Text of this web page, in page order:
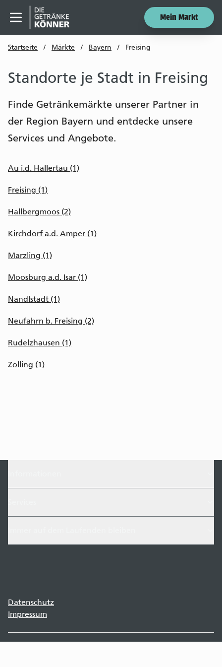
Menü öffnen
Mein Markt
Startseite / Märkte / Bayern / Freising
Standorte je Stadt in Freising
Finde Getränkemärkte unserer Partner in
der Region Bayern und entdecke unsere
Services und Angebote.
Au i.d. Hallertau (1)
Freising (1)
Hallbergmoos (2)
Kirchdorf a.d. Amper (1)
Marzling (1)
Moosburg a.d. Isar (1)
Nandlstadt (1)
Neufahrn b. Freising (2)
Rudelzhausen (1)
Zolling (1)
Datenschutz
Impressum